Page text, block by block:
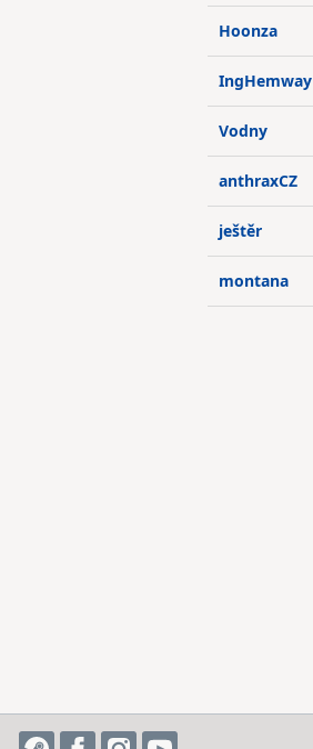
Hoonza
IngHemway
Vodny
anthraxCZ
ještěr
montana